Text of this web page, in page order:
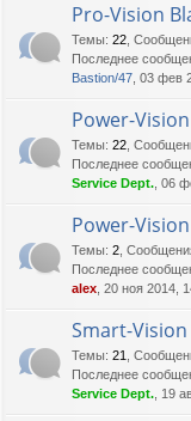
Pro-Vision
Темы: 22
Последнее
Bastion/47 , 03 фев
Power-Vision
Темы: 22
Последнее
Service Dept. , 06
Power-
Темы: 2
Последнее
alex , 20 ноя 2014,
Smart-
Темы: 21
Последнее
Service Dept. , 19